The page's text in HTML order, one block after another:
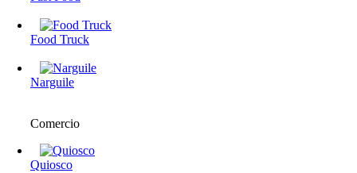
Food Truck
Narguile
Comercio
Quiosco